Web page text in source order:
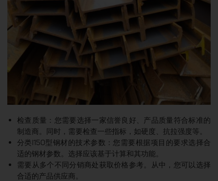
检查质量：您需要选择一家信誉良好、产品质量符合标准的
制造商。同时，需要检查一些指标，如硬度、抗拉强度等。
分类I150型钢材的技术参数：您需要根据项目的要求选择合
适的钢材参数。选择应该基于计算和其功能。
需要从多个不同分销商处获取价格参考。从中，您可以选择
合适的产品供应商。